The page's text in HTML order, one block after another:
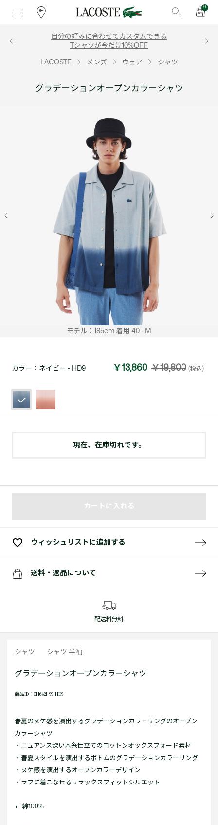
0
自分の好みに合わせてカスタムできる
Tシャツが今だけ10%OFF
LACOSTE メンズ ウェア シャツ
グラデーションオープンカラーシャツ
モデル：185cm 着用 40 - M
カラー： ネイビー - HD9 ￥13,860 ￥19,800 (税込)
現在、在庫切れです。
カートに入れる
ウィッシュリストに追加する
送料・返品について
配送料無料
シャツ シャツ 半袖
グラデーションオープンカラーシャツ
商品ID：CH6421-99-HD9
春夏のヌケ感を演出するグラデーションカラーリングのオープン
カラーシャツ
・ニュアンス深い木糸仕立てのコットンオックスフォード素材
・春夏スタイルを演出するボトムのグラデーションカラーリング
・ヌケ感を演出するオープンカラーデザイン
・ラフに着こなせるリラックスフィットシルエット
綿100%